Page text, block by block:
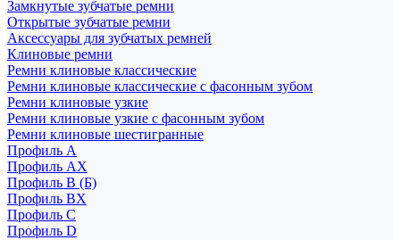
Замкнутые зубчатые ремни
Открытые зубчатые ремни
Аксессуары для зубчатых ремней
Клиновые ремни
Ремни клиновые классические
Ремни клиновые классические с фасонным зубом
Ремни клиновые узкие
Ремни клиновые узкие с фасонным зубом
Ремни клиновые шестигранные
Профиль A
Профиль AX
Профиль B (Б)
Профиль BX
Профиль C
Профиль D